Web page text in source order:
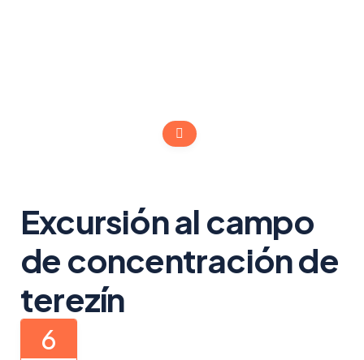
Excursión al campo
de concentración de
terezín
6